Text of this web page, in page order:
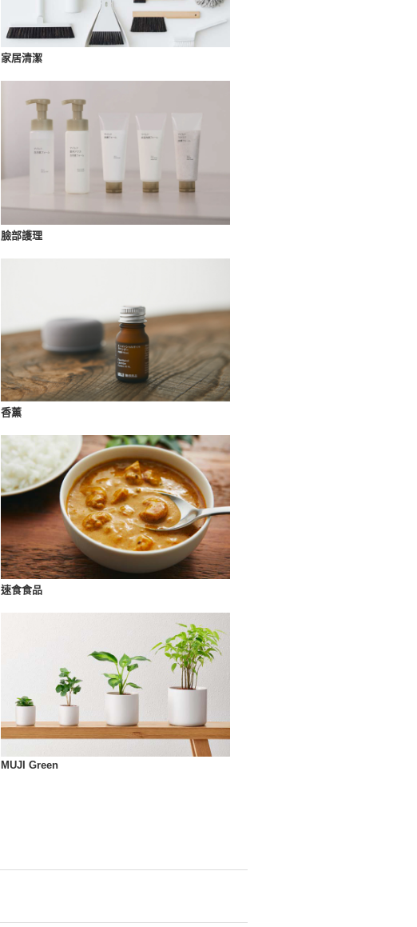
家居清潔
臉部護理
香薰
速食食品
MUJI Green